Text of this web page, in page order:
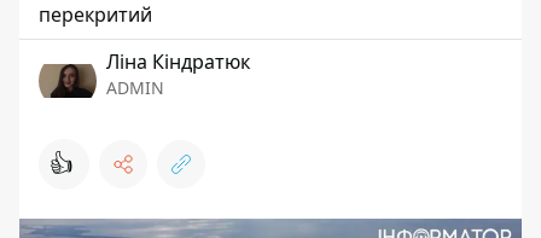
перекритий
Ліна Кіндратюк
ADMIN
👍